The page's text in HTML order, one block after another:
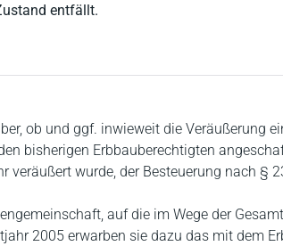
entfällt.
ob und ggf. inwieweit die Veräußerung
bisherigen Erbbauberechtigten
veräußert wurde, der Besteuerung nach §
auf die im Wege der
2005 erwarben sie dazu das mit dem